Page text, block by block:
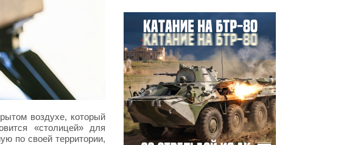
воздухе, который
«столицей» для
по своей территории,